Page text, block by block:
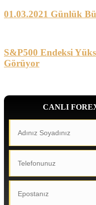
01.03.2021 Günlük
S&P500 Endeksi
Görüyor
CANLI